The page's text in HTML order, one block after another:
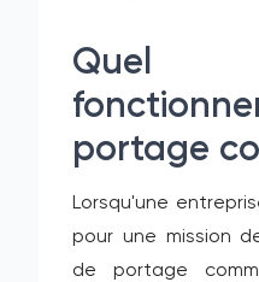
Quel
portage
Lorsqu'une
pour une mission
de portage